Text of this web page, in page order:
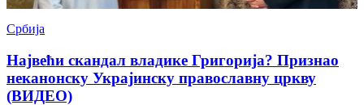
Србија
Највећи скандал владике Григорија? Признао
неканонску Украјинску православну цркву
(ВИДЕО)